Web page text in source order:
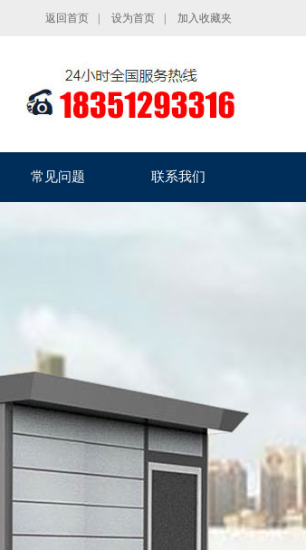
返回首页 设为首页 加入收藏夹
常见问题 联系我们